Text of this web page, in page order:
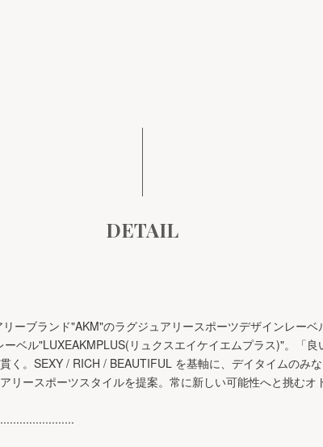
DETAIL
ーブランド"AKM"のラグジュアリースポーツデザインレーベ
ベル"LUXEAKMPLUS(リュクスエイケイエムプラス)"。「
く。SEXY / RICH / BEAUTIFUL を基軸に、デイタイムのみ
リースポーツスタイルを提案。常に新しい可能性へと挑むオ